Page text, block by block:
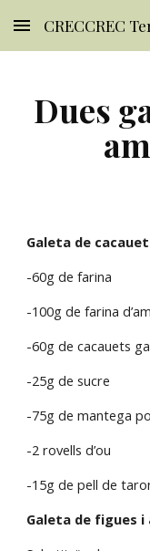
Skip to main content
CRECCREC
Dues
Galeta de
-60g de farina
-100g de farina
-60g de cacauets
-25g de sucre
-75g de mantega
-2 rovells d’ou
-15g de pell de
Galeta de figues i